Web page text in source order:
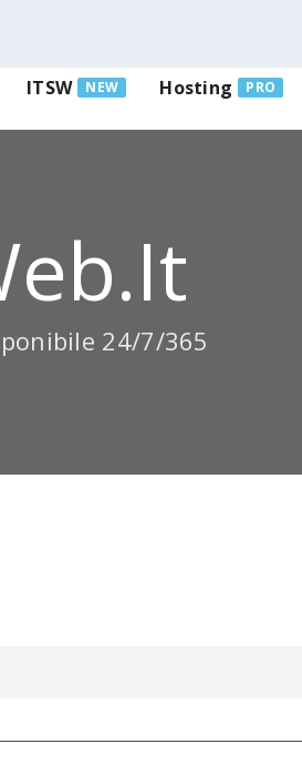
ITSW NEW Hosting PRO
24/7/365